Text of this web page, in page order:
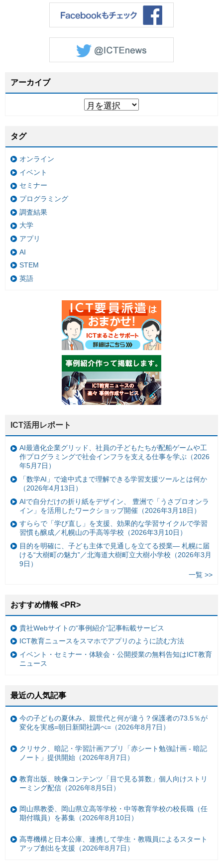
アーカイブ
タグ
オンライン
イベント
セミナー
プログラミング
調査結果
大学
アプリ
AI
STEM
英語
ICT活用レポート
AI最適化企業グリッド、社員の子どもたちが配船ゲームや工
作プログラミングで社会インフラを支える仕事を学ぶ（2026
年5月7日）
「数学AI」で途中式まで理解できる学習支援ツールとは何か
（2026年4月13日）
AIで自分だけの折り紙をデザイン、 豊洲で「うさプロオンラ
イン」を活用したワークショップ開催（2026年3月18日）
すららで「学び直し」を支援、効果的な学習サイクルで学習
習慣も醸成／札幌山の手高等学校（2026年3月10日）
目的を明確に、子ども主体で見通しを立てる授業— 札幌に届
ける“大樹町の魅力”／北海道大樹町立大樹小学校（2026年3月
9日）
一覧 >>
おすすめ情報 <PR>
貴社Webサイトの“事例紹介”記事転載サービス
ICT教育ニュースをスマホでアプリのように読む方法
イベント・セミナー・体験会・公開授業の無料告知はICT教育
ニュース
最近の人気記事
今の子どもの夏休み、親世代と何が違う？保護者の73.5％が
変化を実感=朝日新聞社調べ=（2026年8月7日）
クリサク、暗記・学習計画アプリ「赤シート勉強計画 - 暗記
ノート」提供開始（2026年8月7日）
教育出版、映像コンテンツ「目で見る算数」個人向けストリ
ーミング配信（2026年8月5日）
岡山県教委、岡山県立高等学校・中等教育学校の校長職（任
期付職員）を募集（2026年8月10日）
高専機構と日本公庫、連携して学生・教職員によるスタート
アップ創出を支援（2026年8月7日）